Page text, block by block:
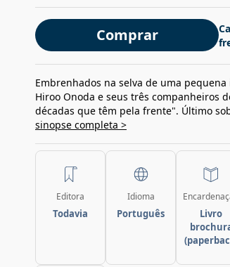
Comprar
Embrenhados na selva de uma
Hiroo Onoda e seus três companheiros
décadas que têm pela frente". Último
sinopse completa >
Editora
Todavia
Idioma
Português
Livro